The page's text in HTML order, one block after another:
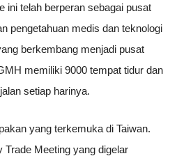
ini telah berperan sebagai pusat
pengetahuan medis dan teknologi
berkembang menjadi pusat
memiliki 9000 tempat tidur dan
setiap harinya.
yang terkemuka di Taiwan.
Trade Meeting yang digelar